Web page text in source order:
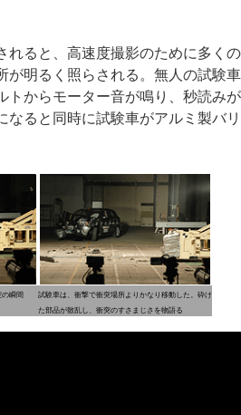
ると、高速度撮影のために多くの
が明るく照らされる。無人の試験車
トからモーター音が鳴り、秒読みが
なると同時に試験車がアルミ製バリ
瞬間
試験車は、衝撃で衝突場所よりかなり移動した。砕け
た部品が散乱し、衝突のすさまじさを物語る